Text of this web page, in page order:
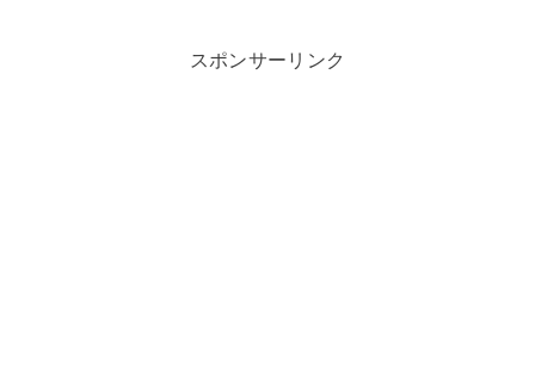
スポンサーリンク